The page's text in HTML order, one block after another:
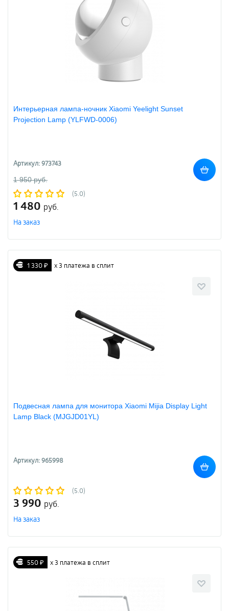
Интерьерная лампа-ночник Xiaomi Yeelight Sunset
Projection Lamp (YLFWD-0006)
Артикул: 973743
1 950 руб.
(5.0)
1 480 руб.
На заказ
1 330 ₽ х 3 платежа в сплит
Подвесная лампа для монитора Xiaomi Mijia Display Light
Lamp Black (MJGJD01YL)
Артикул: 965998
(5.0)
3 990 руб.
На заказ
550 ₽ х 3 платежа в сплит